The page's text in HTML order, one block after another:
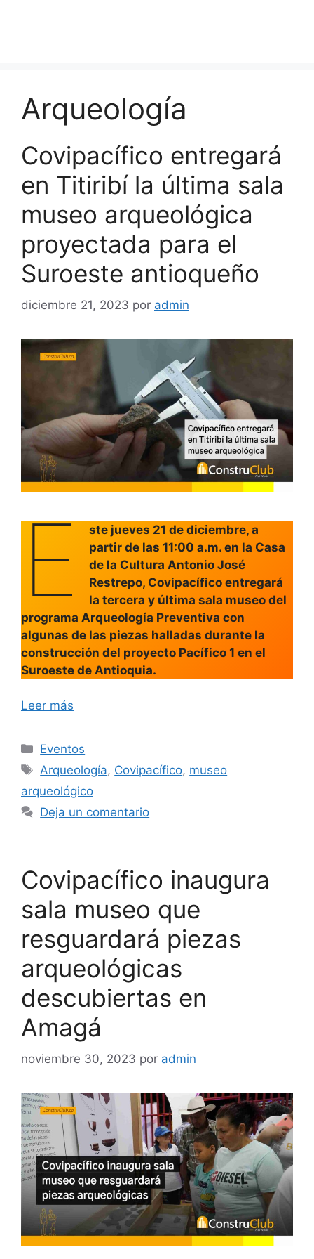
Arqueología
Covipacífico entregará
en Titiribí la última sala
museo arqueológica
proyectada para el
Suroeste antioqueño
diciembre 21, 2023 por admin
E
ste jueves 21 de diciembre, a
partir de las 11:00 a.m. en la Casa
de la Cultura Antonio José
Restrepo, Covipacífico entregará
la tercera y última sala museo del
programa Arqueología Preventiva con
algunas de las piezas halladas durante la
construcción del proyecto Pacífico 1 en el
Suroeste de Antioquia.
Leer más
Categorías
Eventos
Etiquetas
Arqueología, Covipacífico, museo
arqueológico
Deja un comentario
Covipacífico inaugura
sala museo que
resguardará piezas
arqueológicas
descubiertas en
Amagá
noviembre 30, 2023 por admin